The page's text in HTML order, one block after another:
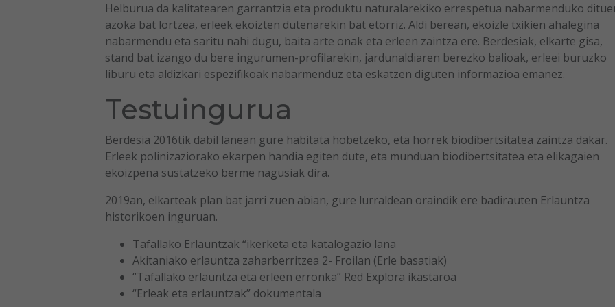
Helburua da kalitatearen garrantzia eta produktu naturalarekiko errespetua nabarmenduko
azoka bat lortzea, erleek ekoizten dutenarekin bat etorriz. Aldi berean, ekoizle txikien ahalegina
nabarmendu eta saritu nahi dugu, baita arte onak eta erleen zaintza ere. Berdesiak, elkarte gisa,
stand bat izango du bere ingurumen-profilarekin, jardunaldiaren berezko balioak, erleei buruzko
liburu eta aldizkari espezifikoak nabarmenduz eta eskatzen diguten informazioa emanez.
Testuingurua
Berdesia 2016tik dabil lanean gure habitata hobetzeko, eta horrek biodibertsitatea zaintza dakar.
Erleek polinizaziorako ekarpen handia egiten dute, eta munduan biodibertsitatea eta elikagaien
ekoizpena sustatzeko berme nagusiak dira.
2019an, elkarteak plan bat jarri zuen abian, gure lurraldean oraindik ere badirauten Erlauntza
historikoen inguruan.
Tafallako Erlauntzak “ikerketa eta katalogazio lana
Akitaniako erlauntza zaharberritzea 2- Froilan (Erle basatiak)
“Tafallako erlauntza eta erleen erronka” Red Explora ikastaroa
“Erleak eta erlauntzak” dokumentala